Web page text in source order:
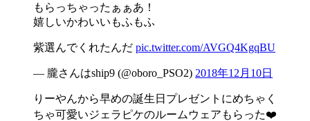
もらっちゃったぁぁあ！
嬉しいかわいいもふもふ
紫選んでくれたんだ pic.twitter.com/AVGQ4KgqBU
— 朧さんはship9 (@oboro_PSO2) 2018年12月10日
りーやんから早めの誕生日プレゼントにめちゃく
ちゃ可愛いジェラピケのルームウェアもらった❤️